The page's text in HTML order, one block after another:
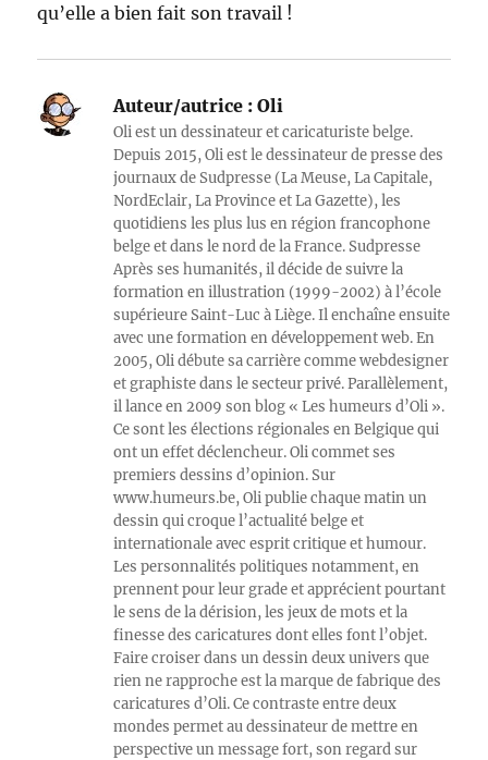
qu’elle a bien fait son travail !
Auteur/autrice : Oli
Oli est un dessinateur et caricaturiste belge.
Depuis 2015, Oli est le dessinateur de presse des
journaux de Sudpresse (La Meuse, La Capitale,
NordEclair, La Province et La Gazette), les
quotidiens les plus lus en région francophone
belge et dans le nord de la France. Sudpresse
Après ses humanités, il décide de suivre la
formation en illustration (1999-2002) à l’école
supérieure Saint-Luc à Liège. Il enchaîne ensuite
avec une formation en développement web. En
2005, Oli débute sa carrière comme webdesigner
et graphiste dans le secteur privé. Parallèlement,
il lance en 2009 son blog « Les humeurs d’Oli ».
Ce sont les élections régionales en Belgique qui
ont un effet déclencheur. Oli commet ses
premiers dessins d’opinion. Sur
www.humeurs.be, Oli publie chaque matin un
dessin qui croque l’actualité belge et
internationale avec esprit critique et humour.
Les personnalités politiques notamment, en
prennent pour leur grade et apprécient pourtant
le sens de la dérision, les jeux de mots et la
finesse des caricatures dont elles font l’objet.
Faire croiser dans un dessin deux univers que
rien ne rapproche est la marque de fabrique des
caricatures d’Oli. Ce contraste entre deux
mondes permet au dessinateur de mettre en
perspective un message fort, son regard sur